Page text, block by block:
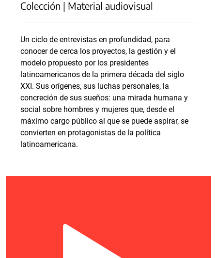
Colección | Material audiovisual
Un ciclo de entrevistas en profundidad, para
conocer de cerca los proyectos, la gestión y el
modelo propuesto por los presidentes
latinoamericanos de la primera década del siglo
XXI. Sus orígenes, sus luchas personales, la
concreción de sus sueños: una mirada humana y
social sobre hombres y mujeres que, desde el
máximo cargo público al que se puede aspirar, se
convierten en protagonistas de la política
latinoamericana.